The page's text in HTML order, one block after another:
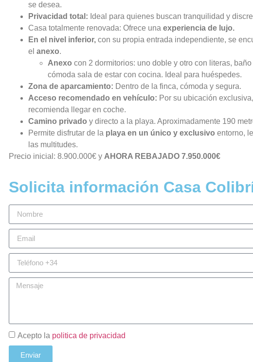
se desea.
Privacidad total: Ideal para quienes buscan tranquilidad y
Casa totalmente renovada: Ofrece una experiencia de lujo.
En el nivel inferior, con su propia entrada independiente, se
el anexo.
Anexo con 2 dormitorios: uno doble y otro con literas, baño
cómoda sala de estar con cocina. Ideal para huéspedes.
Zona de aparcamiento: Dentro de la finca, cómoda y segura.
Acceso recomendado en vehículo: Por su ubicación
recomienda llegar en coche.
Camino privado y directo a la playa. Aproximadamente 190
Permite disfrutar de la playa en un único y exclusivo entorno,
las multitudes.
Precio inicial: 8.900.000€ y AHORA REBAJADO 7.950.000€
Solicita información Casa
Acepto la politica de privacidad
Enviar